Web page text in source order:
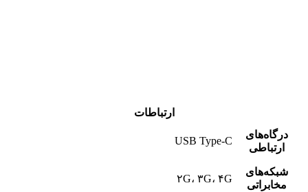
ارتباطات
درگاه‌های
ارتباطی
USB Type-C
شبکه‌های
مخابراتی
۲G، ۳G، ۴G